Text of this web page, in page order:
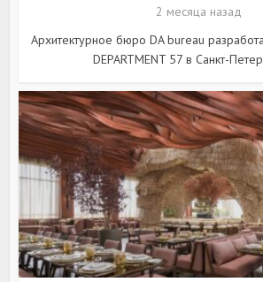
2 месяца назад
Архитектурное бюро DA bureau
DEPARTMENT 57 в Санкт-